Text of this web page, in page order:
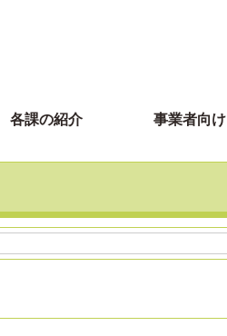
各課の紹介 事業者向け